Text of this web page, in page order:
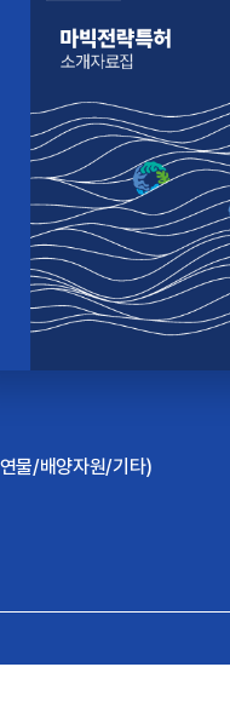
사
실태조사 보고서
물/배양자원/기타)